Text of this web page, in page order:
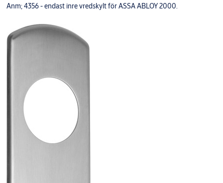
Anm; 4356 - endast inre vredskylt för ASSA ABLOY 2000.